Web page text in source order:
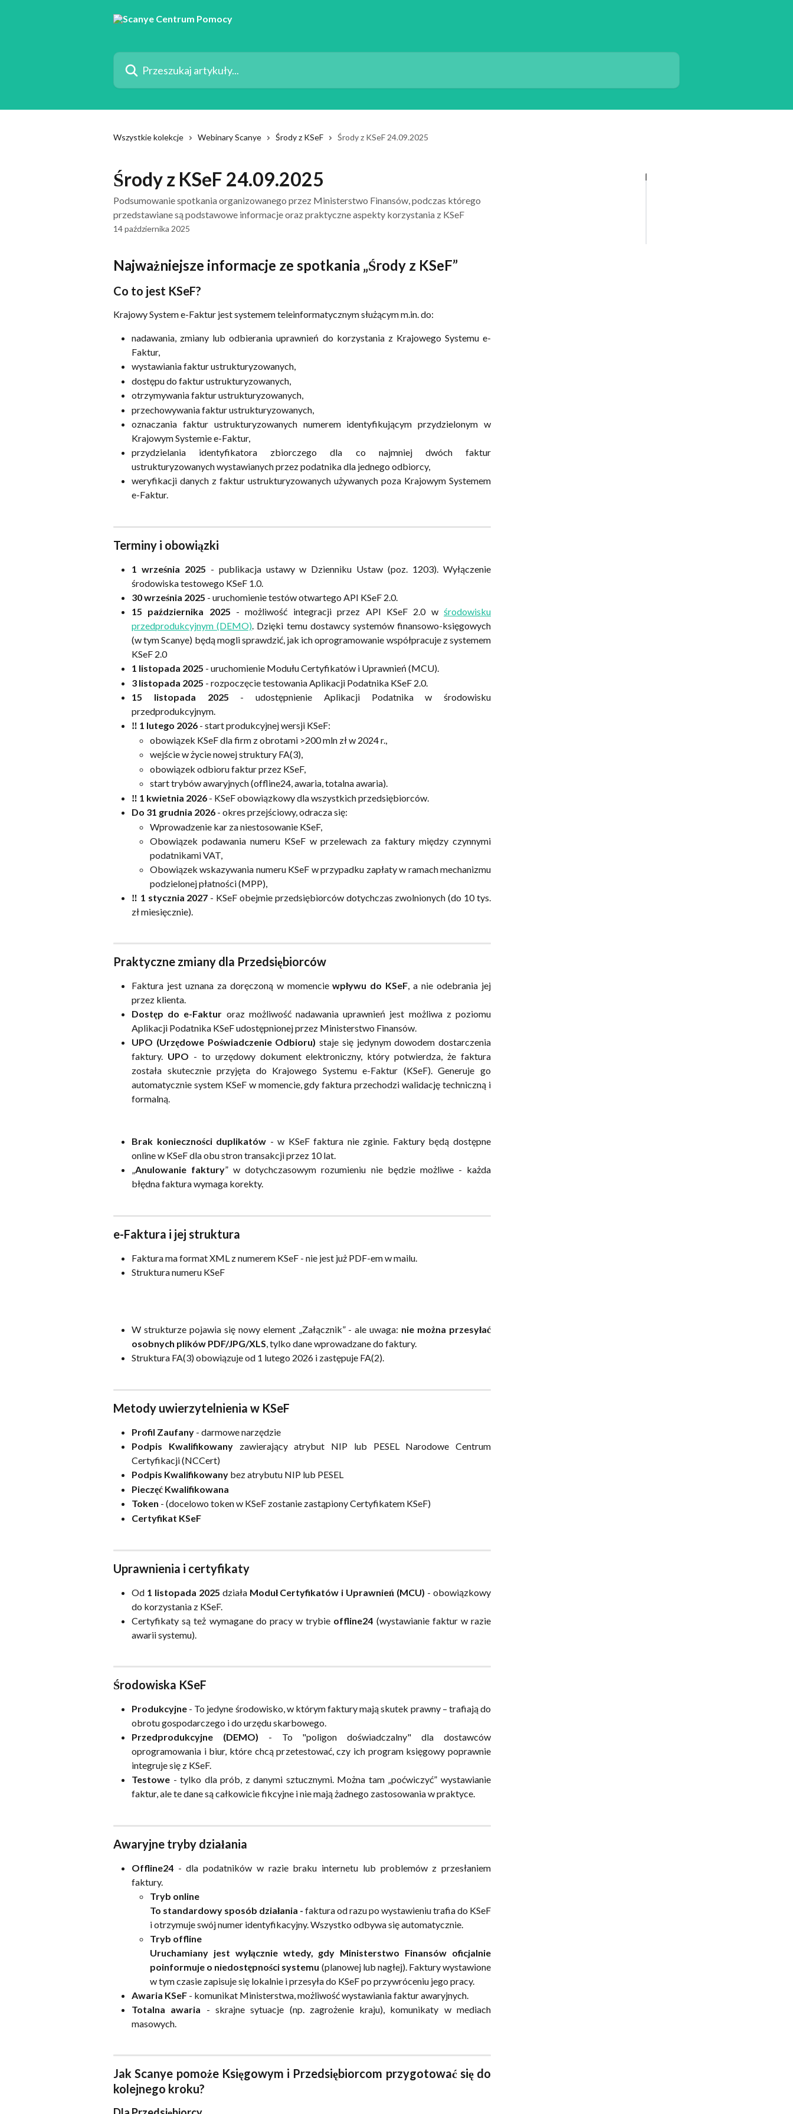
Przeszukaj artykuły...
Wszystkie kolekcje Webinary Scanye Środy z KSeF Środy z KSeF 24.09.2025
Środy z KSeF 24.09.2025
Podsumowanie spotkania organizowanego przez Ministerstwo Finansów, podczas którego
przedstawiane są podstawowe informacje oraz praktyczne aspekty korzystania z KSeF
14 października 2025
Najważniejsze informacje ze spotkania „Środy z KSeF”
Co to jest KSeF?
Krajowy System e-Faktur jest systemem teleinformatycznym służącym m.in. do:
nadawania, zmiany lub odbierania uprawnień do korzystania z Krajowego Systemu e-
Faktur,
wystawiania faktur ustrukturyzowanych,
dostępu do faktur ustrukturyzowanych,
otrzymywania faktur ustrukturyzowanych,
przechowywania faktur ustrukturyzowanych,
oznaczania faktur ustrukturyzowanych numerem identyfikującym przydzielonym w
Krajowym Systemie e-Faktur,
przydzielania identyfikatora zbiorczego dla co najmniej dwóch faktur
ustrukturyzowanych wystawianych przez podatnika dla jednego odbiorcy,
weryfikacji danych z faktur ustrukturyzowanych używanych poza Krajowym Systemem
e-Faktur.
Terminy i obowiązki
1 września 2025 - publikacja ustawy w Dzienniku Ustaw (poz. 1203). Wyłączenie
środowiska testowego KSeF 1.0.
30 września 2025 - uruchomienie testów otwartego API KSeF 2.0.
15 października 2025 - możliwość integracji przez API KSeF 2.0 wśrodowisku
przedprodukcyjnym (DEMO). Dzięki temu dostawcy systemów finansowo-księgowych
(w tym Scanye) będą mogli sprawdzić, jak ich oprogramowanie współpracuje z systemem
KSeF 2.0
1 listopada 2025 - uruchomienie Modułu Certyfikatów i Uprawnień (MCU).
3 listopada 2025 - rozpoczęcie testowania Aplikacji Podatnika KSeF 2.0.
15 listopada 2025 - udostępnienie Aplikacji Podatnika w środowisku
przedprodukcyjnym.
‼️ 1 lutego 2026 - start produkcyjnej wersji KSeF:
obowiązek KSeF dla firm z obrotami >200 mln zł w 2024 r.,
wejście w życie nowej struktury FA(3),
obowiązek odbioru faktur przez KSeF,
start trybów awaryjnych (offline24, awaria, totalna awaria).
‼️ 1 kwietnia 2026 - KSeF obowiązkowy dla wszystkich przedsiębiorców.
Do 31 grudnia 2026 - okres przejściowy, odracza się:
Wprowadzenie kar za niestosowanie KSeF,
Obowiązek podawania numeru KSeF w przelewach za faktury między czynnymi
podatnikami VAT,
Obowiązek wskazywania numeru KSeF w przypadku zapłaty w ramach mechanizmu
podzielonej płatności (MPP),
‼️ 1 stycznia 2027 - KSeF obejmie przedsiębiorców dotychczas zwolnionych (do 10 tys.
zł miesięcznie).
Praktyczne zmiany dla Przedsiębiorców
Faktura jest uznana za doręczoną w momenciewpływu do KSeF, a nie odebrania jej
przez klienta.
Dostęp do e-Faktur oraz możliwość nadawania uprawnień jest możliwa z poziomu
Aplikacji Podatnika KSeF udostępnionej przez Ministerstwo Finansów.
UPO (Urzędowe Poświadczenie Odbioru) staje się jedynym dowodem dostarczenia
faktury. UPO - to urzędowy dokument elektroniczny, który potwierdza, że faktura
została skutecznie przyjęta do Krajowego Systemu e-Faktur (KSeF). Generuje go
automatycznie system KSeF w momencie, gdy faktura przechodzi walidację techniczną i
formalną.
Brak konieczności duplikatów - w KSeF faktura nie zginie. Faktury będą dostępne
online w KSeF dla obu stron transakcji przez 10 lat.
„Anulowanie faktury” w dotychczasowym rozumieniu nie będzie możliwe - każda
błędna faktura wymaga korekty.
e-Faktura i jej struktura
Faktura ma format XML z numerem KSeF - nie jest już PDF-em w mailu.
Struktura numeru KSeF
W strukturze pojawia się nowy element „Załącznik” - ale uwaga: nie można przesyłać
osobnych plików PDF/JPG/XLS, tylko dane wprowadzane do faktury.
Struktura FA(3) obowiązuje od 1 lutego 2026 i zastępuje FA(2).
Metody uwierzytelnienia w KSeF
Profil Zaufany - darmowe narzędzie
Podpis Kwalifikowanyzawierający atrybut NIP lub PESEL Narodowe Centrum
Certyfikacji (NCCert)
Podpis Kwalifikowany bez atrybutu NIP lub PESEL
Pieczęć Kwalifikowana
Token - (docelowo token w KSeF zostanie zastąpiony Certyfikatem KSeF)
Certyfikat KSeF
Uprawnienia i certyfikaty
Od 1 listopada 2025 działa Moduł Certyfikatów i Uprawnień (MCU) - obowiązkowy
do korzystania z KSeF.
Certyfikaty są też wymagane do pracy w trybie offline24 (wystawianie faktur w razie
awarii systemu).
Środowiska KSeF
Produkcyjne - To jedyne środowisko, w którym faktury mają skutek prawny – trafiają do
obrotu gospodarczego i do urzędu skarbowego.
Przedprodukcyjne (DEMO) - To "poligon doświadczalny" dla dostawców
oprogramowania i biur, które chcą przetestować, czy ich program księgowy poprawnie
integruje się z KSeF.
Testowe - tylko dla prób, z danymi sztucznymi. Można tam „poćwiczyć” wystawianie
faktur, ale te dane są całkowicie fikcyjne i nie mają żadnego zastosowania w praktyce.
Awaryjne tryby działania
Offline24 - dla podatników w razie braku internetu lub problemów z przesłaniem
faktury.
Tryb online
To standardowy sposób działania - faktura od razu po wystawieniu trafia do KSeF
i otrzymuje swój numer identyfikacyjny. Wszystko odbywa się automatycznie.
Tryb offline
Uruchamiany jest wyłącznie wtedy, gdy Ministerstwo Finansów oficjalnie
poinformuje o niedostępności systemu (planowej lub nagłej). Faktury wystawione
w tym czasie zapisuje się lokalnie i przesyła do KSeF po przywróceniu jego pracy.
Awaria KSeF - komunikat Ministerstwa, możliwość wystawiania faktur awaryjnych.
Totalna awaria - skrajne sytuacje (np. zagrożenie kraju), komunikaty w mediach
masowych.
Jak Scanye pomoże Księgowym i Przedsiębiorcom przygotować się do
kolejnego kroku?